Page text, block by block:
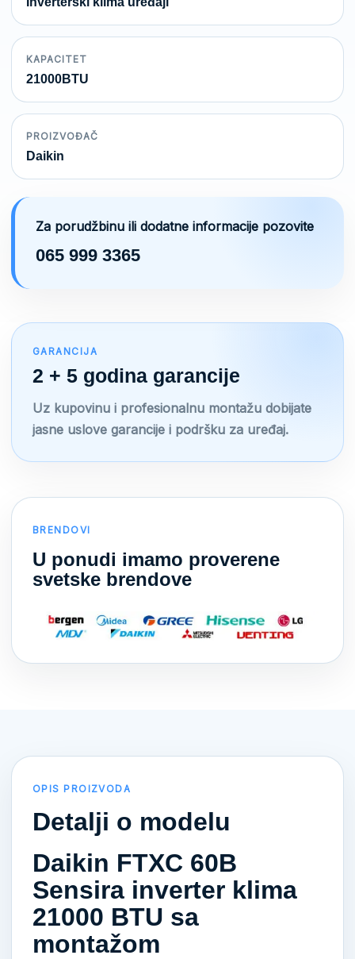
KAPACITET
21000BTU
PROIZVOĐAČ
Daikin
Za porudžbinu ili dodatne informacije pozovite
065 999 3365
GARANCIJA
2 + 5 godina garancije
Uz kupovinu i profesionalnu montažu dobijate
jasne uslove garancije i podršku za uređaj.
BRENDOVI
U ponudi imamo proverene
svetske brendove
OPIS PROIZVODA
Detalji o modelu
Daikin FTXC 60B
Sensira inverter klima
21000 BTU sa
montažom